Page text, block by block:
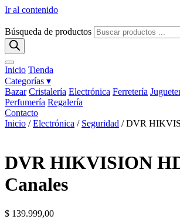
Ir al contenido
Búsqueda de productos
Inicio Tienda
Categorías ▾
Bazar Cristalería Electrónica Ferretería
Perfumería Regalería
Contacto
Inicio /Electrónica / Seguridad / DVR
DVR HIKVISION
Canales
$ 139.999,00